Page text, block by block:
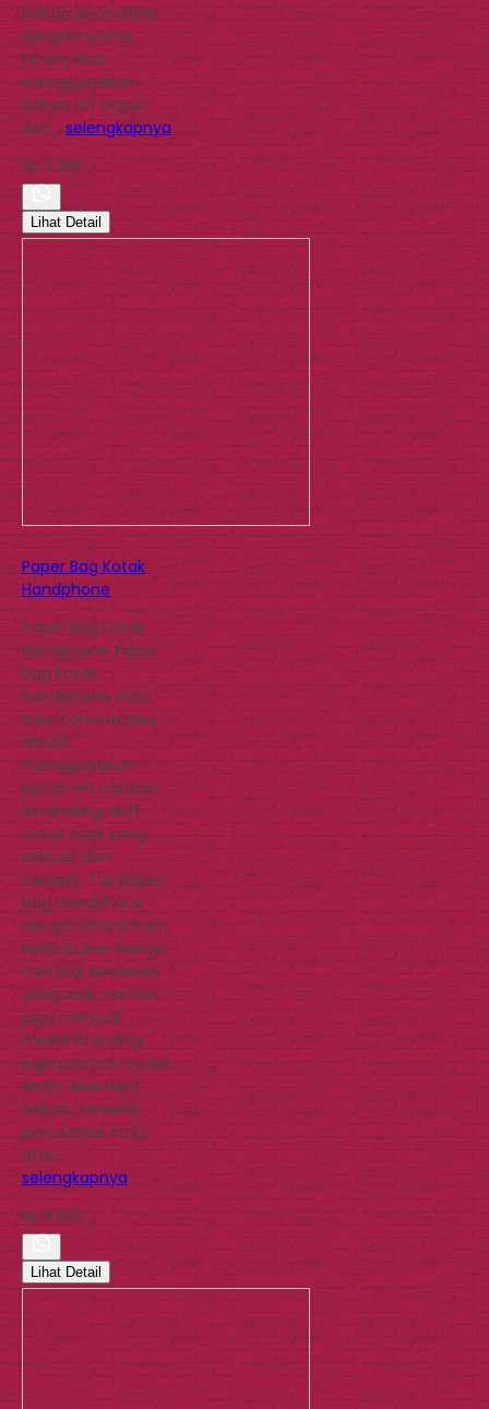
bahan laminating
dengan warna
hitam, bisa
menggunakan
bahan art paper
dan…selengkapnya
Rp 2.250
Lihat Detail
Paper Bag Kotak
Handphone
Paper Bag Kotak
Handphone Paper
bag kotak
handphone atau
toko camera bisa
dibuat
menggunakan
kertas art cartoon
laminating doff
untuk hasil yang
esklusif dan
mewah. Tas paper
bag handphone
dengan brand toko
Anda bukan hanya
menjadi kemasan
yang unik, namun
juga menjadi
media branding
juga promosi outlet
Anda. Alternatif
bahan, tersedia
jenis kertas kraft
atau…
selengkapnya
Rp 6.500
Lihat Detail